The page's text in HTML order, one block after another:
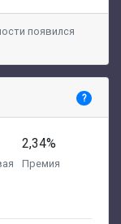
появился
?
2,34%
Премия